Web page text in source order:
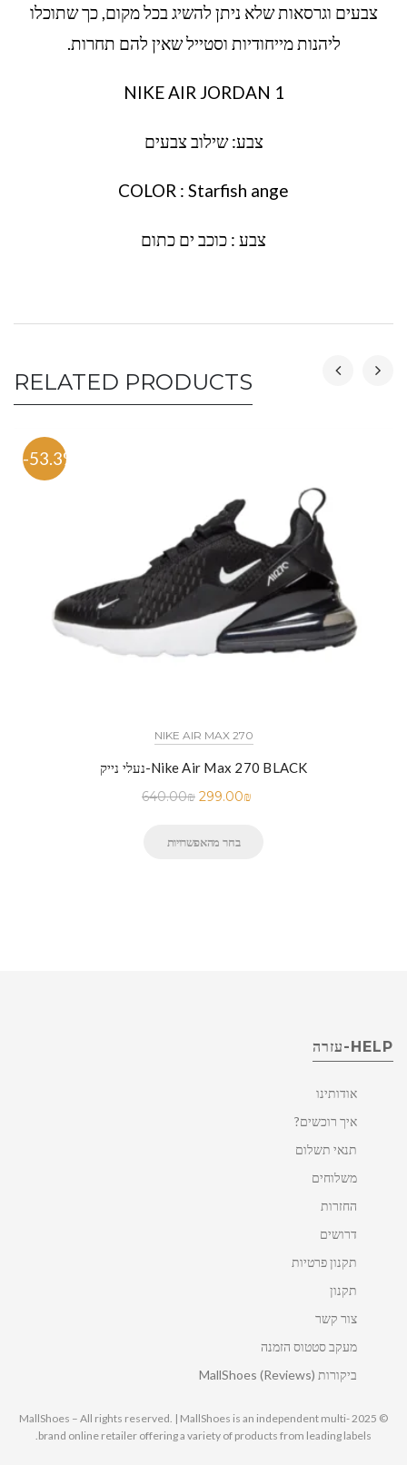
צבעים וגרסאות שלא ניתן להשיג בכל מקום, כך שתוכלו
ליהנות מייחודיות וסטייל שאין להם תחרות.
NIKE AIR JORDAN 1
צבע: שילוב צבעים
COLOR : Starfish ange
צבע : כוכב ים כתום
RELATED PRODUCTS
-53.3%
NIKE AIR MAX 270
נעלי נייק-Nike Air Max 270 BLACK
640.00₪ 299.00₪
בחר מהאפשרויות
HELP-עזרה
אודותינו
איך רוכשים?
תנאי תשלום
משלוחים
החזרות
דרושים
תקנון פרטיות
תקנון
צור קשר
מעקב סטטוס הזמנה
ביקורות MallShoes (Reviews)
© 2025 MallShoes – All rights reserved. | MallShoes is an independent multi-
brand online retailer offering a variety of products from leading labels.